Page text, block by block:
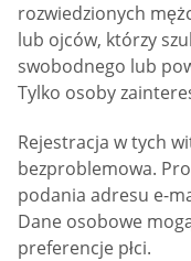
rozwiedzionych
lub ojców, którzy
swobodnego lub
Tylko osoby
Rejestracja w tych
bezproblemowa.
podania adresu e-
Dane osobowe
preferencje płci.